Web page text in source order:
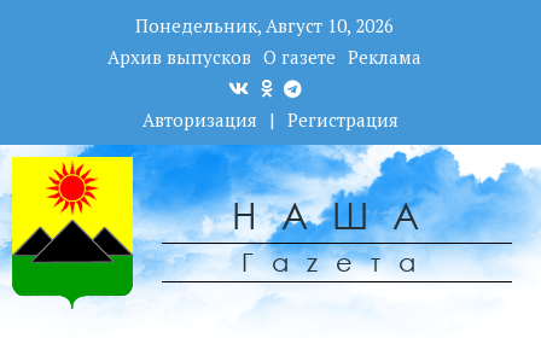
Понедельник, Август 10, 2026
Архив выпусков О газете Реклама
Авторизация | Регистрация
НАША
Гаzета